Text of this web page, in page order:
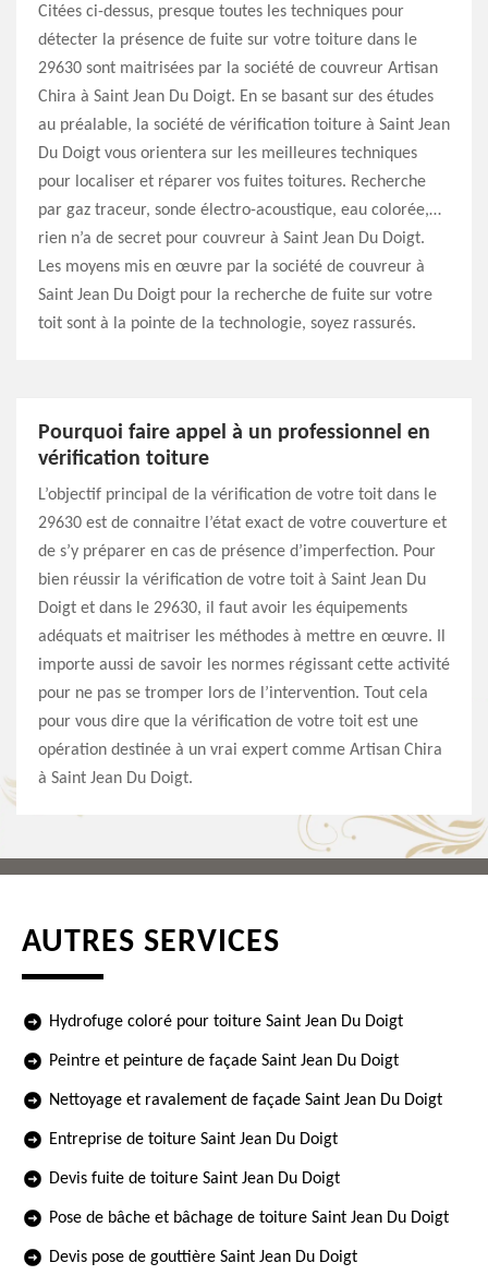
Citées ci-dessus, presque toutes les techniques pour
détecter la présence de fuite sur votre toiture dans le
29630 sont maitrisées par la société de couvreur Artisan
Chira à Saint Jean Du Doigt. En se basant sur des études
au préalable, la société de vérification toiture à Saint Jean
Du Doigt vous orientera sur les meilleures techniques
pour localiser et réparer vos fuites toitures. Recherche
par gaz traceur, sonde électro-acoustique, eau colorée,…
rien n’a de secret pour couvreur à Saint Jean Du Doigt.
Les moyens mis en œuvre par la société de couvreur à
Saint Jean Du Doigt pour la recherche de fuite sur votre
toit sont à la pointe de la technologie, soyez rassurés.
Pourquoi faire appel à un professionnel en
vérification toiture
L’objectif principal de la vérification de votre toit dans le
29630 est de connaitre l’état exact de votre couverture et
de s’y préparer en cas de présence d’imperfection. Pour
bien réussir la vérification de votre toit à Saint Jean Du
Doigt et dans le 29630, il faut avoir les équipements
adéquats et maitriser les méthodes à mettre en œuvre. Il
importe aussi de savoir les normes régissant cette activité
pour ne pas se tromper lors de l’intervention. Tout cela
pour vous dire que la vérification de votre toit est une
opération destinée à un vrai expert comme Artisan Chira
à Saint Jean Du Doigt.
AUTRES SERVICES
Hydrofuge coloré pour toiture Saint Jean Du Doigt
Peintre et peinture de façade Saint Jean Du Doigt
Nettoyage et ravalement de façade Saint Jean Du Doigt
Entreprise de toiture Saint Jean Du Doigt
Devis fuite de toiture Saint Jean Du Doigt
Pose de bâche et bâchage de toiture Saint Jean Du Doigt
Devis pose de gouttière Saint Jean Du Doigt